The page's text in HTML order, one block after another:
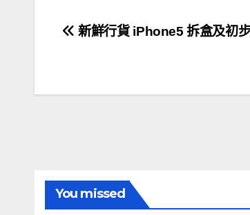
文
導
新鮮行貨 iPhone5 拆盒及初
You missed